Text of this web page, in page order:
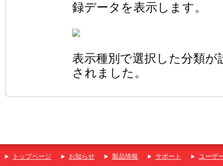
録データを表示します。
表示種別で選択した分類
されました。
トップページ お知らせ 製品情報 サポート ユーザ